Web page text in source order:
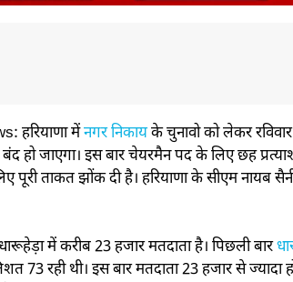
हरियाणा मेंनगर निकायके चुनावो को लेकर
हो जाएगा। इस बार चेयरमैन पद के लिए छह
पूरी ताकत झोंक दी है। हरियाणा के सीएम नायब
में करीब 23 हजार मतदाता है। पिछली बार
73 रही थी। इस बार मतदाता 23 हजार से